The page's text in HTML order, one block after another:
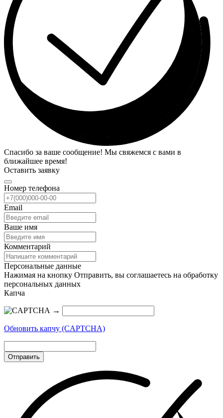
Спасибо за ваше сообщение! Мы свяжемся с вами в
ближайшее время!
Оставить заявку
Номер телефона
Email
Ваше имя
Комментарий
Персональные данные
Нажимая на кнопку Отправить, вы соглашаетесь на обработку
персональных данных
Капча
→
Обновить капчу (CAPTCHA)
Отправить